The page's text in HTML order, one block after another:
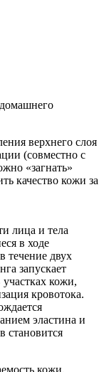
верхнего слоя
(совместно с
«загнать»
качество кожи за
лица и тела
в ходе
течение двух
запускает
кожи,
кровотока.
эластина и
становится
кожи,